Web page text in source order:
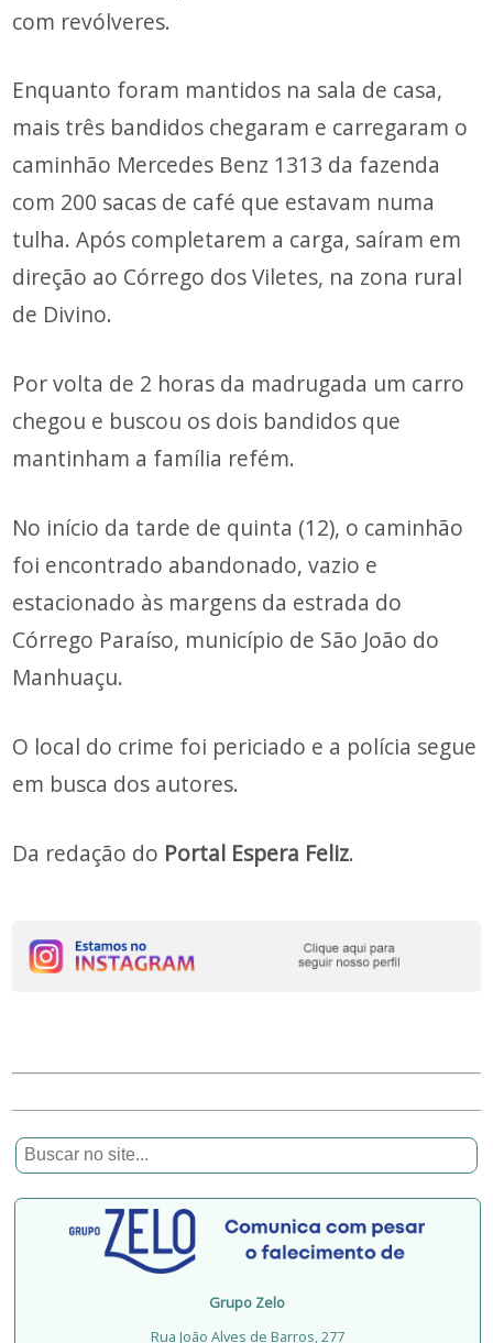
com revólveres.
Enquanto foram mantidos na sala de casa,
mais três bandidos chegaram e carregaram o
caminhão Mercedes Benz 1313 da fazenda
com 200 sacas de café que estavam numa
tulha. Após completarem a carga, saíram em
direção ao Córrego dos Viletes, na zona rural
de Divino.
Por volta de 2 horas da madrugada um carro
chegou e buscou os dois bandidos que
mantinham a família refém.
No início da tarde de quinta (12), o caminhão
foi encontrado abandonado, vazio e
estacionado às margens da estrada do
Córrego Paraíso, município de São João do
Manhuaçu.
O local do crime foi periciado e a polícia segue
em busca dos autores.
Da redação do Portal Espera Feliz.
Grupo Zelo
Rua João Alves de Barros, 277